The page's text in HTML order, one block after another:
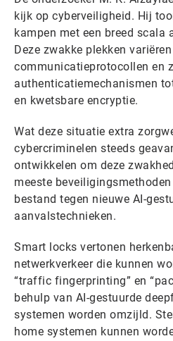
kijk op cyberveiligheid. Hij
kampen met een breed scala
Deze zwakke plekken
communicatieprotocollen en
authenticatiemechanismen
en kwetsbare encryptie.
Wat deze situatie extra
cybercriminelen steeds
ontwikkelen om deze
meeste
bestand tegen nieuwe AI-
aanvalstechnieken.
Smart locks vertonen
netwerkverkeer die kunnen
“traffic fingerprinting” en
behulp van AI-gestuurde
systemen worden omzijld.
home systemen kunnen